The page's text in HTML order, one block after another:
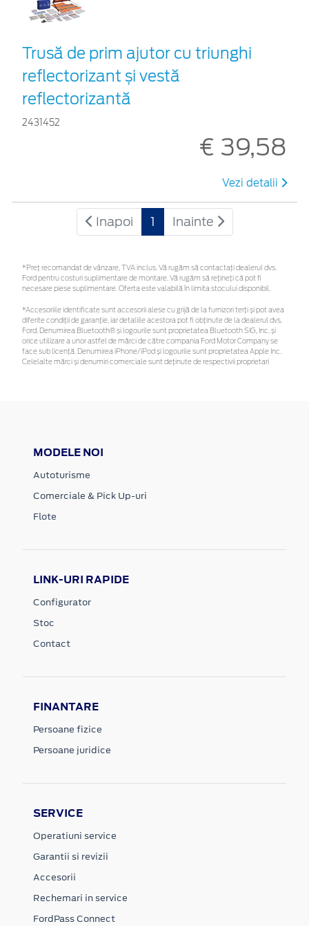
Trusă de prim ajutor cu triunghi
reflectorizant și vestă
reflectorizantă
2431452
€ 39,58
Vezi detalii
Inapoi 1 Inainte
*Preţ recomandat de vânzare, TVA inclus. Vă rugăm să contactaţi dealerul dvs.
Ford pentru costuri suplimentare de montare. Vă rugăm să rețineți că pot fi
necesare piese suplimentare. Oferta este valabilă în limita stocului disponibil.
*Accesoriile identificate sunt accesorii alese cu grijă de la furnizori terți și pot avea
diferite condiții de garanție, iar detaliile acestora pot fi obținute de la dealerul dvs.
Ford. Denumirea Bluetooth® și logourile sunt proprietatea Bluetooth SIG, Inc. și
orice utilizare a unor astfel de mărci de către compania Ford Motor Company se
face sub licență. Denumirea iPhone/iPod și logourile sunt proprietatea Apple Inc.
Celelalte mărci și denumiri comerciale sunt deținute de respectivii proprietari
MODELE NOI
Autoturisme
Comerciale & Pick Up-uri
Flote
LINK-URI RAPIDE
Configurator
Stoc
Contact
FINANTARE
Persoane fizice
Persoane juridice
SERVICE
Operatiuni service
Garantii si revizii
Accesorii
Rechemari in service
FordPass Connect